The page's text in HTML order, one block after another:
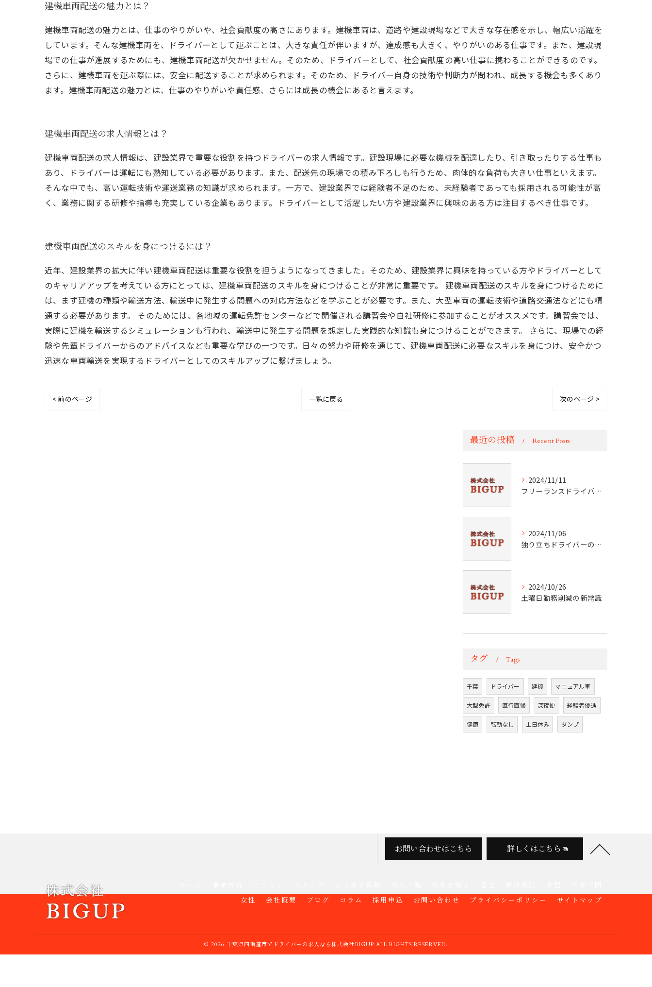
建機車両配送の魅力とは？
建機車両配送の魅力とは、仕事のやりがいや、社会貢献度の高さにあります。建機車両は、道路や建設現場などで大きな存在感を示し、幅広い活躍を
しています。そんな建機車両を、ドライバーとして運ぶことは、大きな責任が伴いますが、達成感も大きく、やりがいのある仕事です。また、建設現
場での仕事が進展するためにも、建機車両配送が欠かせません。そのため、ドライバーとして、社会貢献度の高い仕事に携わることができるのです。
さらに、建機車両を運ぶ際には、安全に配送することが求められます。そのため、ドライバー自身の技術や判断力が問われ、成長する機会も多くあり
ます。建機車両配送の魅力とは、仕事のやりがいや責任感、さらには成長の機会にあると言えます。
建機車両配送の求人情報とは？
建機車両配送の求人情報は、建設業界で重要な役割を持つドライバーの求人情報です。建設現場に必要な機械を配達したり、引き取ったりする仕事も
あり、ドライバーは運転にも熟知している必要があります。また、配送先の現場での積み下ろしも行うため、肉体的な負荷も大きい仕事といえます。
そんな中でも、高い運転技術や運送業務の知識が求められます。一方で、建設業界では経験者不足のため、未経験者であっても採用される可能性が高
く、業務に関する研修や指導も充実している企業もあります。ドライバーとして活躍したい方や建設業界に興味のある方は注目するべき仕事です。
建機車両配送のスキルを身につけるには？
近年、建設業界の拡大に伴い建機車両配送は重要な役割を担うようになってきました。そのため、建設業界に興味を持っている方やドライバーとして
のキャリアアップを考えている方にとっては、建機車両配送のスキルを身につけることが非常に重要です。 建機車両配送のスキルを身につけるために
は、まず建機の種類や輸送方法、輸送中に発生する問題への対応方法などを学ぶことが必要です。また、大型車両の運転技術や道路交通法などにも精
通する必要があります。 そのためには、各地域の運転免許センターなどで開催される講習会や自社研修に参加することがオススメです。講習会では、
実際に建機を輸送するシミュレーションも行われ、輸送中に発生する問題を想定した実践的な知識も身につけることができます。 さらに、現場での経
験や先輩ドライバーからのアドバイスなども重要な学びの一つです。日々の努力や研修を通じて、建機車両配送に必要なスキルを身につけ、安全かつ
迅速な車両輸送を実現するドライバーとしてのスキルアップに繋げましょう。
< 前のページ 一覧に戻る 次のページ >
最近の投稿 Recent Posts
2024/11/11
フリーランスドライバーの本質を探る
2024/11/06
独り立ちドライバーのスキル向上法
2024/10/26
土曜日勤務削減の新常識
タグ Tags
千葉 ドライバー 建機 マニュアル車
大型免許 直行直帰 深夜便 経験者優遇
健康 転勤なし 土日休み ダンプ
お問い合わせはこちら 詳しくはこちら
女性
会社概要 ブログ コラム 採用申込 お問い合わせ プライバシーポリシー サイトマップ
© 2026 千葉県四街道市でドライバーの求人なら株式会社BIGUP ALL RIGHTS RESERVED.